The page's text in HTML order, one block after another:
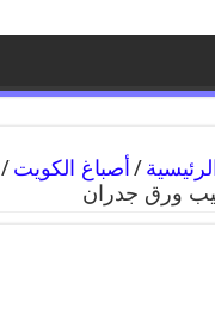
/أصباغ الكويت /
ورق جدران